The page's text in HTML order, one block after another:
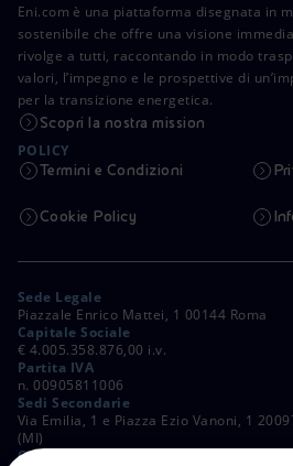
Eni.com è una piattaforma disegnata in
sostenibile che offre una visione
rivolge a tutti, raccontando in modo
valori, l’impegno e le prospettive di
per la transizione energetica.
Scopri la nostra mission
POLICY
Termini e Condizioni
Cookie Policy
Sede Legale
Piazzale Enrico Mattei, 1 00144 Roma
Capitale Sociale
€ 4.005.358.876,00 i.v.
Partita IVA
n. 00905811006
Sedi Secondarie
Via Emilia, 1 e Piazza Ezio Vanoni, 1
(MI)
C. Fiscale e Registro Imprese di Roma